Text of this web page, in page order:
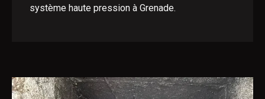
système haute pression à Grenade.